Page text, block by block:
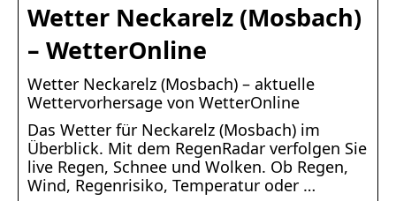
Wetter Neckarelz (Mosbach)
– WetterOnline
Wetter Neckarelz (Mosbach) – aktuelle
Wettervorhersage von WetterOnline
Das Wetter für Neckarelz (Mosbach) im
Überblick. Mit dem RegenRadar verfolgen Sie
live Regen, Schnee und Wolken. Ob Regen,
Wind, Regenrisiko, Temperatur oder …